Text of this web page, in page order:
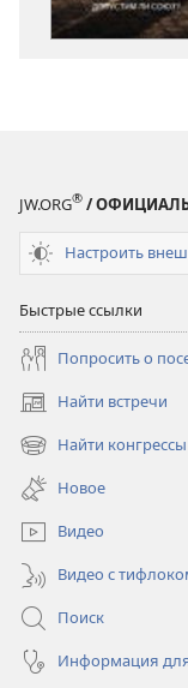
JW.ORG® /
Настроить
Быстрые ссылки
Попросить о
Найти встречи
(открывается
в
новом
окне)
Найти конгрессы
(открывается
новом
окне)
Новое
Видео
Видео с
Поиск
Информация